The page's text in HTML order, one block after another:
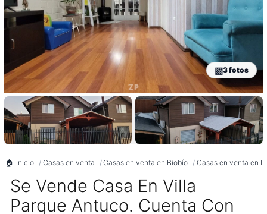
3 fotos
Inicio Casas en venta Casas en venta en Biobío Casas en venta en
Se Vende Casa En Villa
Parque Antuco. Cuenta Con